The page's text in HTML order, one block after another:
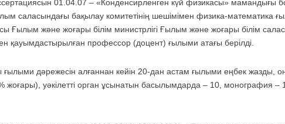
01.04.07 – «Конденсирленген күй физикасы» мамандығы
саласындағы бақылау комитетінің шешімімен физика-
Ғылым және жоғары білім министрлігі Ғылым және жоғары білім
қауымдастырылған профессор (доцент) ғылыми атағы берілді.
дәрежесін алғаннан кейін 20-дан астам ғылыми еңбек жазды,
жоғары), уәкілетті орган ұсынатын басылымдарда – 10, монография